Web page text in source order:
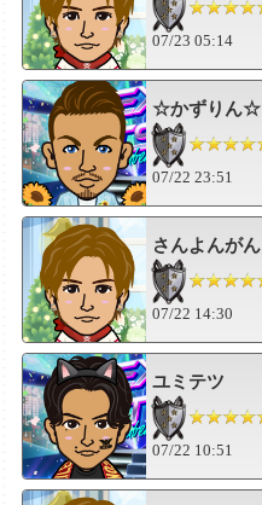
07/23 05:14
☆かずりん☆
07/22 23:51
さんよんがん
07/22 14:30
ユミテツ
07/22 10:51